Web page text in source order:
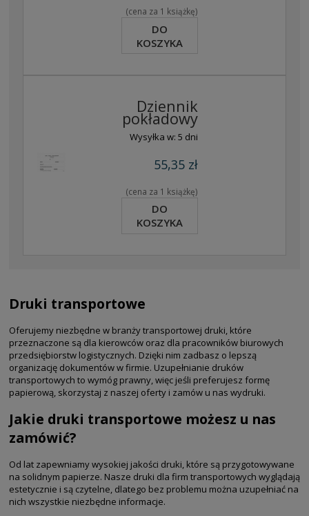
(cena za 1 książkę)
DO
KOSZYKA
Dziennik
pokładowy
Wysyłka w: 5 dni
55,35 zł
(cena za 1 książkę)
DO
KOSZYKA
Druki transportowe
Oferujemy niezbędne w branży transportowej druki, które
przeznaczone są dla kierowców oraz dla pracowników biurowych
przedsiębiorstw logistycznych. Dzięki nim zadbasz o lepszą
organizację dokumentów w firmie. Uzupełnianie druków
transportowych to wymóg prawny, więc jeśli preferujesz formę
papierową, skorzystaj z naszej oferty i zamów u nas wydruki.
Jakie druki transportowe możesz u nas
zamówić?
Od lat zapewniamy wysokiej jakości druki, które są przygotowywane
na solidnym papierze. Nasze druki dla firm transportowych wyglądają
estetycznie i są czytelne, dlatego bez problemu można uzupełniać na
nich wszystkie niezbędne informacje.